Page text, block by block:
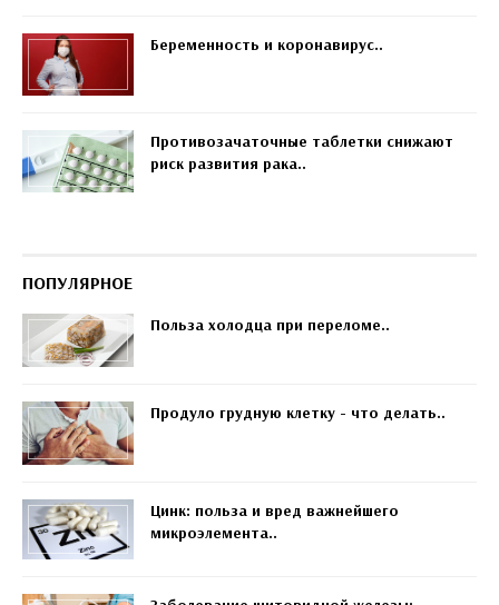
Беременность и коронавирус..
Противозачаточные таблетки снижают
риск развития рака..
ПОПУЛЯРНОЕ
Польза холодца при переломе..
Продуло грудную клетку - что делать..
Цинк: польза и вред важнейшего
микроэлемента..